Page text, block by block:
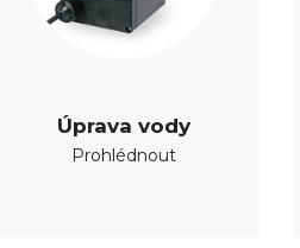
Úprava vody
Prohlédnout